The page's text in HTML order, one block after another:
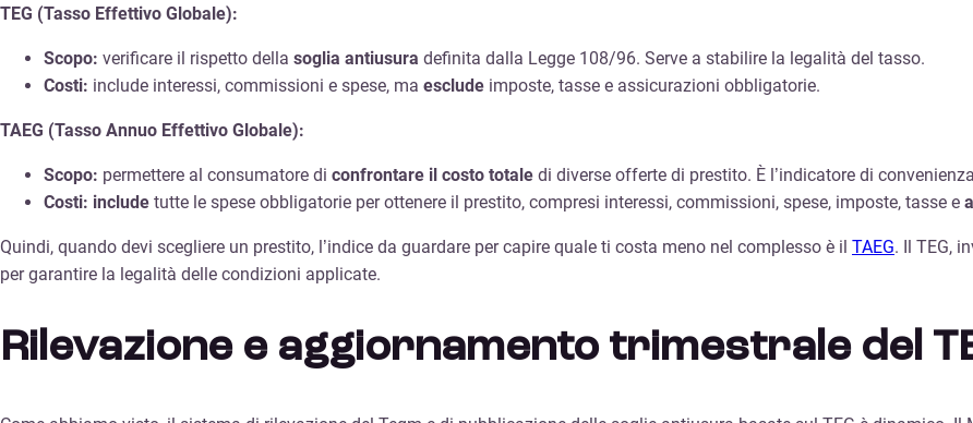
TEG (Tasso Effettivo Globale):
Scopo: verificare il rispetto della soglia antiusura definita dalla Legge 108/96. Serve a stabilire la legalità del tasso.
Costi: include interessi, commissioni e spese, ma esclude imposte, tasse e assicurazioni obbligatorie.
TAEG (Tasso Annuo Effettivo Globale):
Scopo: permettere al consumatore di confrontare il costo totale di diverse offerte di prestito. È l’indicatore di
Costi: include tutte le spese obbligatorie per ottenere il prestito, compresi interessi, commissioni, spese, imposte, tasse e
Quindi, quando devi scegliere un prestito, l’indice da guardare per capire quale ti costa meno nel complesso è il TAEG. Il TEG,
per garantire la legalità delle condizioni applicate.
Rilevazione e aggiornamento trimestrale del